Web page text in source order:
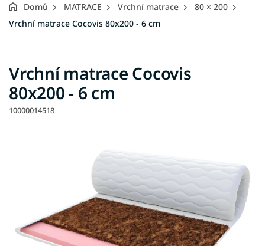
Domů MATRACE Vrchní matrace
80 × 200
Vrchní matrace Cocovis 80x200 - 6 cm
Vrchní matrace Cocovis
80x200 - 6 cm
10000014518